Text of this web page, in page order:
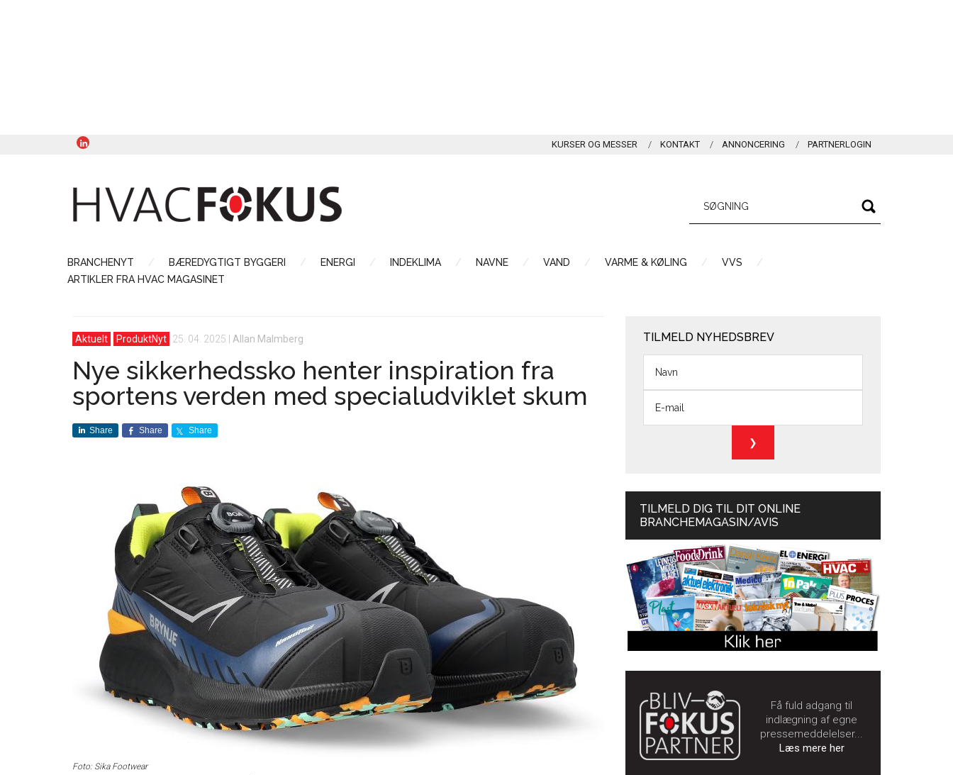
KURSER OG MESSER KONTAKT ANNONCERING PARTNERLOGIN
BRANCHENYT BÆREDYGTIGT BYGGERI ENERGI INDEKLIMA NAVNE VAND VARME & KØLING
VVS
ARTIKLER FRA HVAC MAGASINET
Aktuelt ProduktNyt 25. 04. 2025 Allan Malmberg
Nye sikkerhedssko henter inspiration fra
sportens verden med specialudviklet skum
Share Share Share
Foto: Sika Footwear
TILMELD NYHEDSBREV
TILMELD DIG TIL DIT ONLINE
BRANCHEMAGASIN/AVIS
Få fuld adgang til
indlægning af egne
pressemeddelelser...
Læs mere her